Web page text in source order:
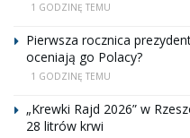
1 GODZINĘ TEMU
Pierwsza rocznica
oceniają go Polacy?
1 GODZINĘ TEMU
„Krewki Rajd 2026” w
28 litrów krwi